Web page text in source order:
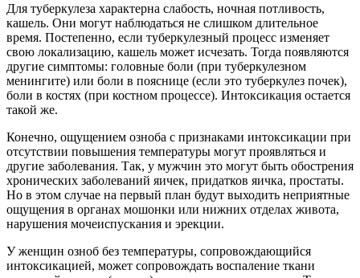
Для туберкулеза характерна слабость, ночная потливость,
кашель. Они могут наблюдаться не слишком длительное
время. Постепенно, если туберкулезный процесс изменяет
свою локализацию, кашель может исчезать. Тогда появляются
другие симптомы: головные боли (при туберкулезном
менингите) или боли в пояснице (если это туберкулез почек),
боли в костях (при костном процессе). Интоксикация остается
такой же.
Конечно, ощущением озноба с признаками интоксикации при
отсутствии повышения температуры могут проявляться и
другие заболевания. Так, у мужчин это могут быть обострения
хронических заболеваний яичек, придатков яичка, простаты.
Но в этом случае на первый план будут выходить неприятные
ощущения в органах мошонки или нижних отделах живота,
нарушения мочеиспускания и эрекции.
У женщин озноб без температуры, сопровождающийся
интоксикацией, может сопровождать воспаление ткани